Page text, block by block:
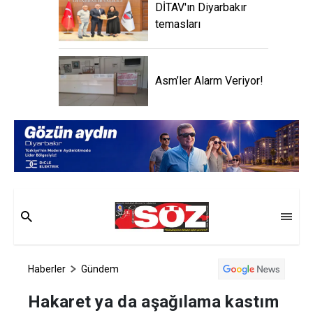
DİTAV'ın Diyarbakır
temasları
Asm’ler Alarm Veriyor!
Haberler Gündem
Hakaret ya da aşağılama kastım